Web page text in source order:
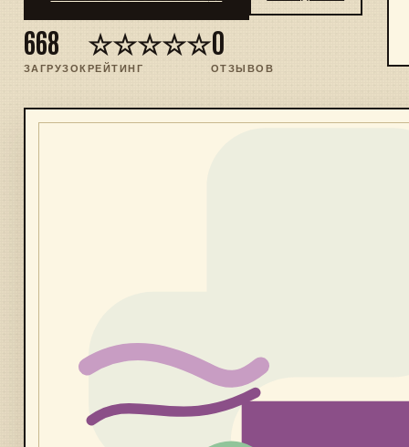
668
ЗАГРУЗОК
☆☆☆☆☆
РЕЙТИНГ
0
ОТЗЫВОВ